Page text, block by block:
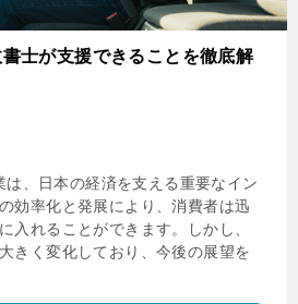
士が支援できることを徹底解
、日本の経済を支える重要なイン
効率化と発展により、消費者は迅
入れることができます。しかし、
きく変化しており、今後の展望を